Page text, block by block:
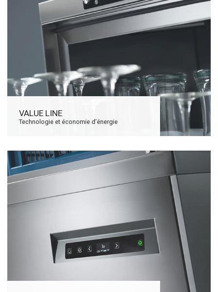
VALUE LINE
Technologie et économie d’énergie